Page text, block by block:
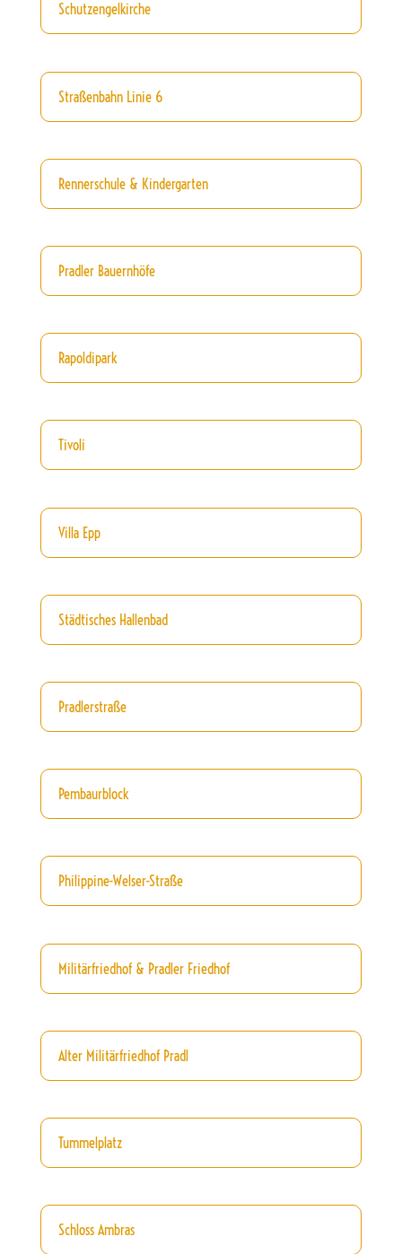
Schutzengelkirche
Straßenbahn Linie 6
Rennerschule & Kindergarten
Pradler Bauernhöfe
Rapoldipark
Tivoli
Villa Epp
Städtisches Hallenbad
Pradlerstraße
Pembaurblock
Philippine-Welser-Straße
Militärfriedhof & Pradler Friedhof
Alter Militärfriedhof Pradl
Tummelplatz
Schloss Ambras